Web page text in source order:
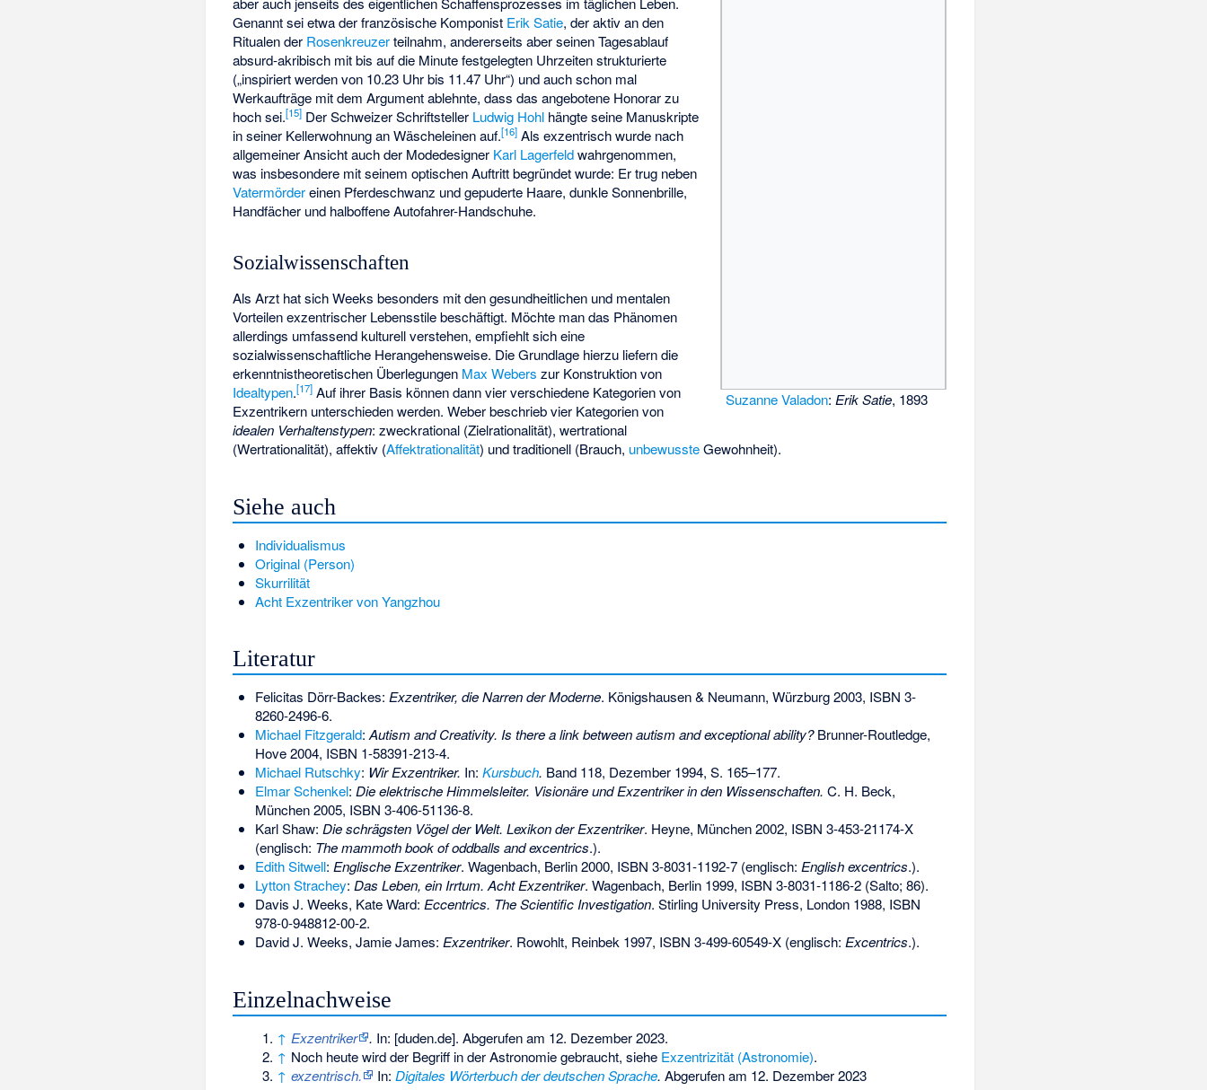
Suzanne Valadon:Erik Satie, 1893
Genannt sei etwa der französische Komponist Erik Satie, der aktiv an den
Ritualen der Rosenkreuzerteilnahm, andererseits aber seinen Tagesablauf
absurd-akribisch mit bis auf die Minute festgelegten Uhrzeiten strukturierte
(„inspiriert werden von 10.23 Uhr bis 11.47 Uhr“) und auch schon mal
Werkaufträge mit dem Argument ablehnte, dass das angebotene Honorar zu
hoch sei.[15] Der Schweizer Schriftsteller Ludwig Hohl hängte seine Manuskripte
in seiner Kellerwohnung an Wäscheleinen auf.[16] Als exzentrisch wurde nach
allgemeiner Ansicht auch der Modedesigner Karl Lagerfeldwahrgenommen,
was insbesondere mit seinem optischen Auftritt begründet wurde: Er trug neben
Vatermördereinen Pferdeschwanz und gepuderte Haare, dunkle Sonnenbrille,
Handfächer und halboffene Autofahrer-Handschuhe.
Sozialwissenschaften
Als Arzt hat sich Weeks besonders mit den gesundheitlichen und mentalen
Vorteilen exzentrischer Lebensstile beschäftigt. Möchte man das Phänomen
allerdings umfassend kulturell verstehen, empfiehlt sich eine
sozialwissenschaftliche Herangehensweise. Die Grundlage hierzu liefern die
erkenntnistheoretischen Überlegungen Max Webers zur Konstruktion von
Idealtypen.[17] Auf ihrer Basis können dann vier verschiedene Kategorien von
Exzentrikern unterschieden werden. Weber beschrieb vier Kategorien von
idealen Verhaltenstypen: zweckrational (Zielrationalität), wertrational
(Wertrationalität), affektiv (Affektrationalität) und traditionell (Brauch, unbewussteGewohnheit).
Siehe auch
Individualismus
Original (Person)
Skurrilität
Acht Exzentriker von Yangzhou
Literatur
Felicitas Dörr-Backes: Exzentriker, die Narren der Moderne. Königshausen & Neumann, Würzburg 2003, ISBN 3-
8260-2496-6.
Michael Fitzgerald:Autism and Creativity. Is there a link between autism and exceptional ability?Brunner-Routledge,
Hove 2004, ISBN 1-58391-213-4.
Michael Rutschky: Wir Exzentriker. In: Kursbuch. Band 118, Dezember 1994, S. 165–177.
Elmar Schenkel: Die elektrische Himmelsleiter. Visionäre und Exzentriker in den Wissenschaften. C. H. Beck,
München 2005, ISBN 3-406-51136-8.
Karl Shaw: Die schrägsten Vögel der Welt. Lexikon der Exzentriker. Heyne, München 2002, ISBN 3-453-21174-X
(englisch: The mammoth book of oddballs and excentrics.).
Edith Sitwell: Englische Exzentriker. Wagenbach, Berlin 2000, ISBN 3-8031-1192-7(englisch: English excentrics.).
Lytton Strachey: Das Leben, ein Irrtum. Acht Exzentriker. Wagenbach, Berlin 1999, ISBN 3-8031-1186-2(Salto; 86).
Davis J. Weeks, Kate Ward: Eccentrics. The Scientific Investigation. Stirling University Press, London 1988, ISBN
978-0-948812-00-2.
David J. Weeks, Jamie James: Exzentriker. Rowohlt, Reinbek 1997, ISBN 3-499-60549-X(englisch: Excentrics.).
Einzelnachweise
↑ Exzentriker . In: [duden.de]. Abgerufen am 12. Dezember 2023.
↑ Noch heute wird der Begriff in der Astronomie gebraucht, siehe Exzentrizität (Astronomie).
↑ exzentrisch. In: Digitales Wörterbuch der deutschen Sprache. Abgerufen am 12. Dezember 2023